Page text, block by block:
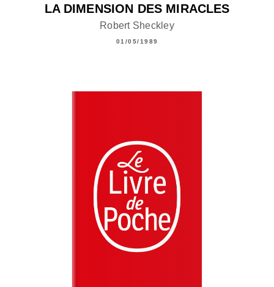
LA DIMENSION DES MIRACLES
Robert Sheckley
01/05/1989